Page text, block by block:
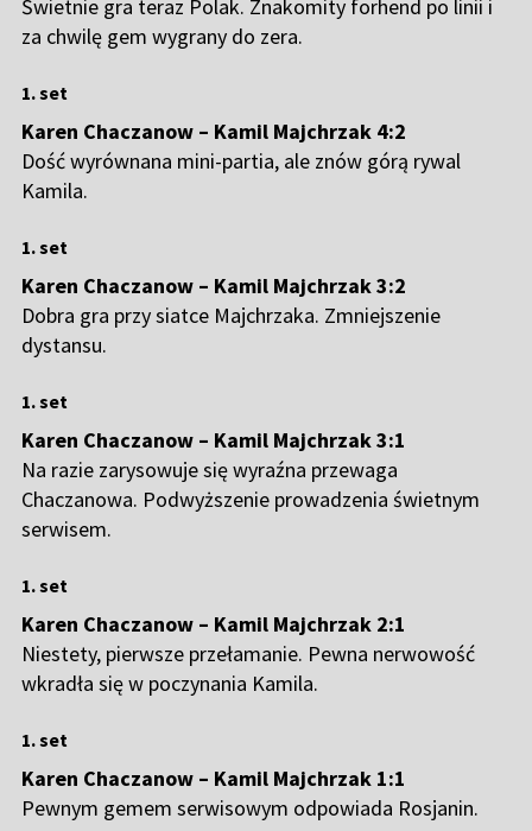
Świetnie gra teraz Polak. Znakomity forhend po linii i
za chwilę gem wygrany do zera.
1. set
Karen Chaczanow – Kamil Majchrzak 4:2
Dość wyrównana mini-partia, ale znów górą rywal
Kamila.
1. set
Karen Chaczanow – Kamil Majchrzak 3:2
Dobra gra przy siatce Majchrzaka. Zmniejszenie
dystansu.
1. set
Karen Chaczanow – Kamil Majchrzak 3:1
Na razie zarysowuje się wyraźna przewaga
Chaczanowa. Podwyższenie prowadzenia świetnym
serwisem.
1. set
Karen Chaczanow – Kamil Majchrzak 2:1
Niestety, pierwsze przełamanie. Pewna nerwowość
wkradła się w poczynania Kamila.
1. set
Karen Chaczanow – Kamil Majchrzak 1:1
Pewnym gemem serwisowym odpowiada Rosjanin.